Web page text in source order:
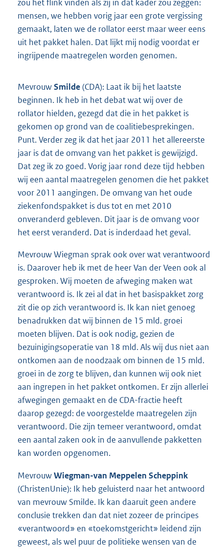
zou het flink vinden als zij in dat kader zou zeggen:
mensen, we hebben vorig jaar een grote vergissing
gemaakt, laten we de rollator eerst maar weer eens
uit het pakket halen. Dat lijkt mij nodig voordat er
ingrijpende maatregelen worden genomen.
MevrouwSmilde(CDA): Laat ik bij het laatste
beginnen. Ik heb in het debat wat wij over de
rollator hielden, gezegd dat die in het pakket is
gekomen op grond van de coalitiebesprekingen.
Punt. Verder zeg ik dat het jaar 2011 het allereerste
jaar is dat de omvang van het pakket is gewijzigd.
Dat zeg ik zo goed. Vorig jaar rond deze tijd hebben
wij een aantal maatregelen genomen die het pakket
voor 2011 aangingen. De omvang van het oude
ziekenfondspakket is dus tot en met 2010
onveranderd gebleven. Dit jaar is de omvang voor
het eerst veranderd. Dat is inderdaad het geval.
Mevrouw Wiegman sprak ook over wat verantwoord
is. Daarover heb ik met de heer Van der Veen ook al
gesproken. Wij moeten de afweging maken wat
verantwoord is. Ik zei al dat in het basispakket zorg
zit die op zich verantwoord is. Ik kan niet genoeg
benadrukken dat wij binnen de 15 mld. groei
moeten blijven. Dat is ook nodig, gezien de
bezuinigingsoperatie van 18 mld. Als wij dus niet aan
ontkomen aan de noodzaak om binnen de 15 mld.
groei in de zorg te blijven, dan kunnen wij ook niet
aan ingrepen in het pakket ontkomen. Er zijn allerlei
afwegingen gemaakt en de CDA-fractie heeft
daarop gezegd: de voorgestelde maatregelen zijn
verantwoord. Die zijn temeer verantwoord, omdat
een aantal zaken ook in de aanvullende pakketten
kan worden opgenomen.
MevrouwWiegman-van Meppelen Scheppink
(ChristenUnie): Ik heb geluisterd naar het antwoord
van mevrouw Smilde. Ik kan daaruit geen andere
conclusie trekken dan dat niet zozeer de principes
«verantwoord» en «toekomstgericht» leidend zijn
geweest, als wel puur de politieke wensen van de